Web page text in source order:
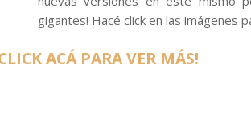
gigantes! Hacé click en las imágenes
ACÁ PARA VER MÁS!